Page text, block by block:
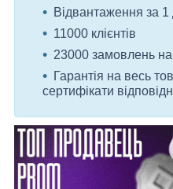
Відвантаження за 1
11000 клієнтів
23000 замовлень на
Гарантія на весь
сертифікати